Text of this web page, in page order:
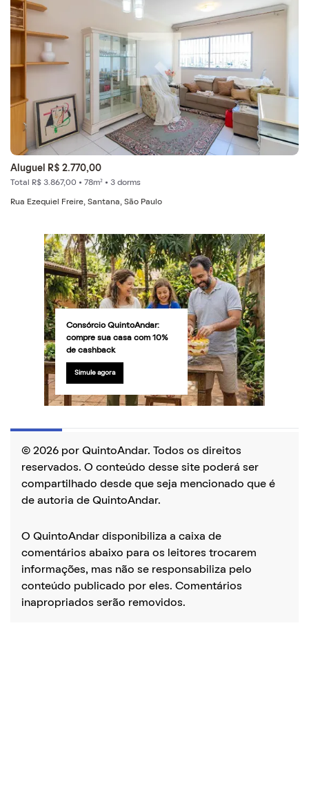
Aluguel R$ 2.770,00
Total R$ 3.867,00 • 78m² • 3 dorms
Rua Ezequiel Freire, Santana, São Paulo
Consórcio QuintoAndar:
compre sua casa com 10%
de cashback
Simule agora
© 2026 por QuintoAndar. Todos os direitos
reservados. O conteúdo desse site poderá ser
compartilhado desde que seja mencionado que é
de autoria de QuintoAndar.
O QuintoAndar disponibiliza a caixa de
comentários abaixo para os leitores trocarem
informações, mas não se responsabiliza pelo
conteúdo publicado por eles. Comentários
inapropriados serão removidos.